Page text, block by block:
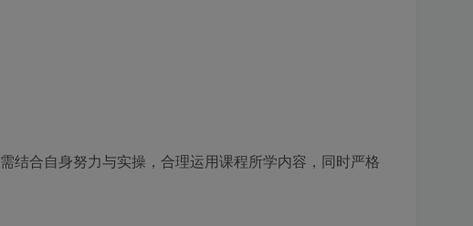
结合自身努力与实操，合理运用课程所学内容，同时严格